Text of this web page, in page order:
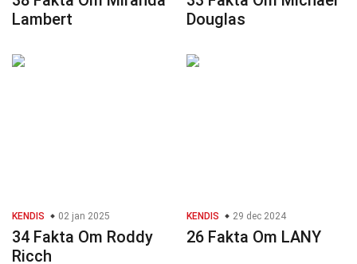
Lambert
Douglas
KENDIS 02 jan 2025
34 Fakta Om Roddy
Ricch
KENDIS 29 dec 2024
26 Fakta Om LANY